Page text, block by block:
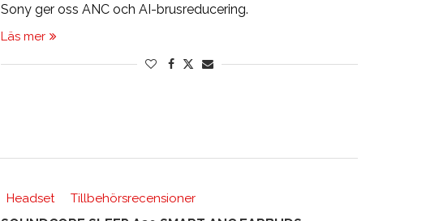
Sony ger oss ANC och AI-brusreducering.
Läs mer
Headset Tillbehörsrecensioner